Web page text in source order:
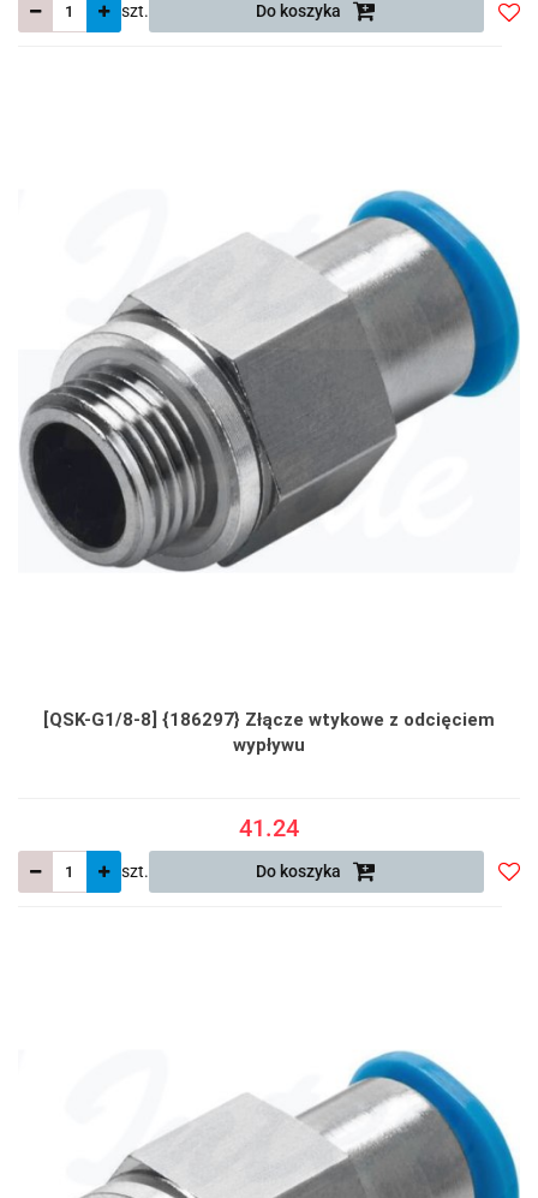
szt. Do koszyka
[QSK-G1/8-8] {186297} Złącze wtykowe z odcięciem
wypływu
41.24
szt. Do koszyka